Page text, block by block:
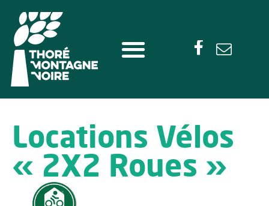
Locations Vélos
« 2X2 Roues »